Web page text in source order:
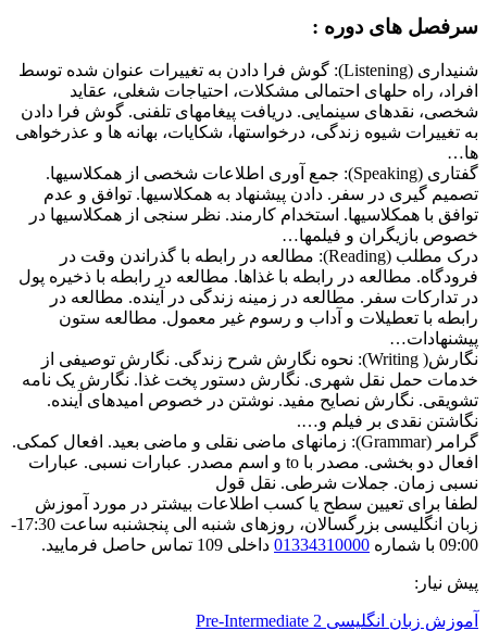
سرفصل های دوره :
شنیداری (Listening): گوش فرا دادن به تغییرات عنوان شده توسط
افراد، راه حلهای احتمالی مشکلات، احتیاجات شغلی، عقاید
شخصی، نقدهای سینمایی. دریافت پیغامهای تلفنی. گوش فرا دادن
به تغییرات شیوه زندگی، درخواستها، شکایات، بهانه ها و عذرخواهی
ها…
گفتاری (Speaking): جمع آوری اطلاعات شخصی از همکلاسیها.
تصمیم گیری در سفر. دادن پیشنهاد به همکلاسیها. توافق و عدم
توافق با همکلاسیها. استخدام کارمند. نظر سنجی از همکلاسیها در
خصوص بازیگران و فیلمها…
درک مطلب (Reading): مطالعه در رابطه با گذراندن وقت در
فرودگاه. مطالعه در رابطه با غذاها. مطالعه در رابطه با ذخیره پول
در تدارکات سفر. مطالعه در زمینه زندگی در آینده. مطالعه در
رابطه با تعطیلات و آداب و رسوم غیر معمول. مطالعه ستون
پیشنهادات…
نگارش( Writing): نحوه نگارش شرح زندگی. نگارش توصیفی از
خدمات حمل نقل شهری. نگارش دستور پخت غذا. نگارش یک نامه
تشویقی. نگارش نصایح مفید. نوشتن در خصوص امیدهای آینده.
نگاشتن نقدی بر فیلم و….
گرامر (Grammar): زمانهای ماضی نقلی و ماضی بعید. افعال کمکی.
افعال دو بخشی. مصدر با to و اسم مصدر. عبارات نسبی. عبارات
نسبی زمان. جملات شرطی. نقل قول
لطفا برای تعیین سطح یا کسب اطلاعات بیشتر در مورد آموزش
زبان انگلیسی بزرگسالان، روزهای شنبه الی پنجشنبه ساعت 17:30-
09:00 با شماره
01334310000 داخلی 109 تماس حاصل فرمایید.
پیش نیار:
آموزش زبان انگلیسی Pre-Intermediate 2